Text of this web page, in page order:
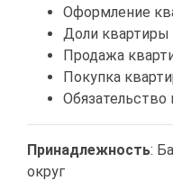
Оформление
Доли квартиры
Продажа
Покупка
Обязательство
Принадлежность:
округ